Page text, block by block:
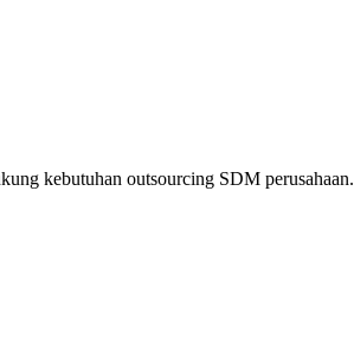
kebutuhan outsourcing SDM perusahaan.